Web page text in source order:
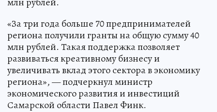
«За три года больше 70 предпринимателей
региона получили гранты на общую сумму 40
млн рублей. Такая поддержка позволяет
развиваться креативному бизнесу и
увеличивать вклад этого сектора в экономику
региона», — подчеркнул министр
экономического развития и инвестиций
Самарской области Павел Финк.